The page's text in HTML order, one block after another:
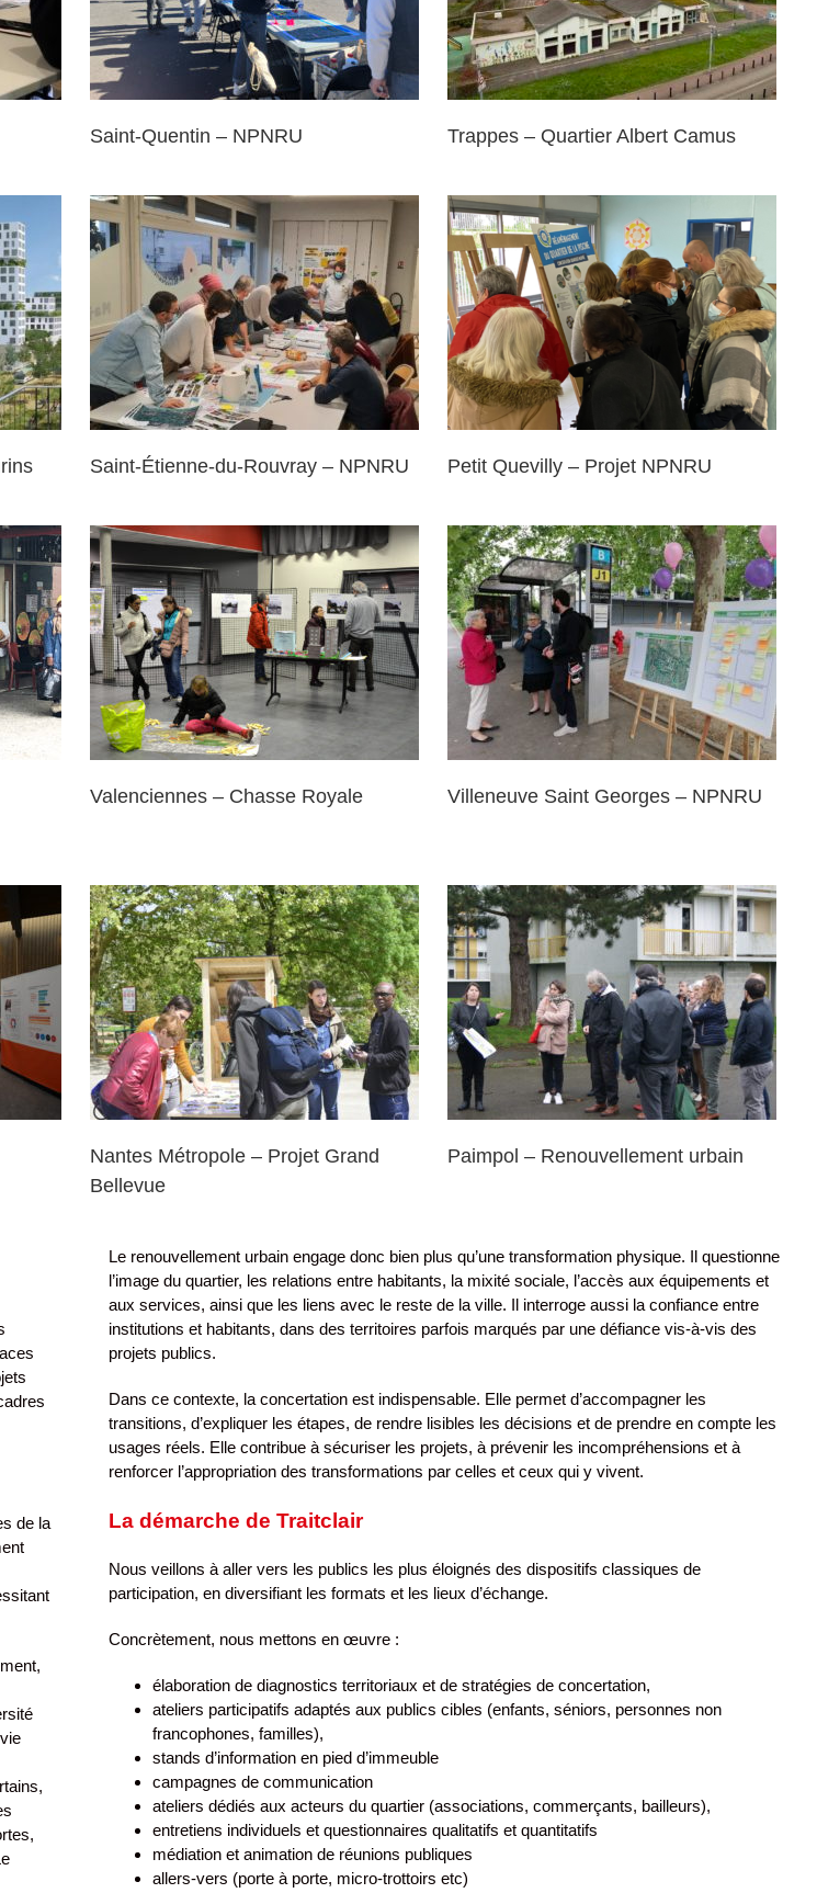
Saint-Quentin – NPNRU Trappes – Quartier Albert Camus
–
Saint-Étienne-du-Rouvray – NPNRU
Petit Quevilly – Projet NPNRU
Petit Quevilly – Projet NPNRU
Valenciennes – Chasse Royale
Villeneuve Saint Georges –
NPNRU
Villeneuve Saint Georges – NPNRU
Nantes Métropole – Projet Grand
Bellevue
Paimpol – Renouvellement urbain
Paimpol – Renouvellement urbain
de la
Le renouvellement urbain engage donc bien plus qu’une transformation physique. Il questionne
l’image du quartier, les relations entre habitants, la mixité sociale, l’accès aux équipements et
aux services, ainsi que les liens avec le reste de la ville. Il interroge aussi la confiance entre
institutions et habitants, dans des territoires parfois marqués par une défiance vis-à-vis des
projets publics.
Dans ce contexte, la concertation est indispensable. Elle permet d’accompagner les
transitions, d’expliquer les étapes, de rendre lisibles les décisions et de prendre en compte les
usages réels. Elle contribue à sécuriser les projets, à prévenir les incompréhensions et à
renforcer l’appropriation des transformations par celles et ceux qui y vivent.
La démarche de Traitclair
Nous veillons à aller vers les publics les plus éloignés des dispositifs classiques de
participation, en diversifiant les formats et les lieux d’échange.
Concrètement, nous mettons en œuvre :
élaboration de diagnostics territoriaux et de stratégies de concertation,
ateliers participatifs adaptés aux publics cibles (enfants, séniors, personnes non
francophones, familles),
stands d’information en pied d’immeuble
campagnes de communication
ateliers dédiés aux acteurs du quartier (associations, commerçants, bailleurs),
entretiens individuels et questionnaires qualitatifs et quantitatifs
médiation et animation de réunions publiques
allers-vers (porte à porte, micro-trottoirs etc)